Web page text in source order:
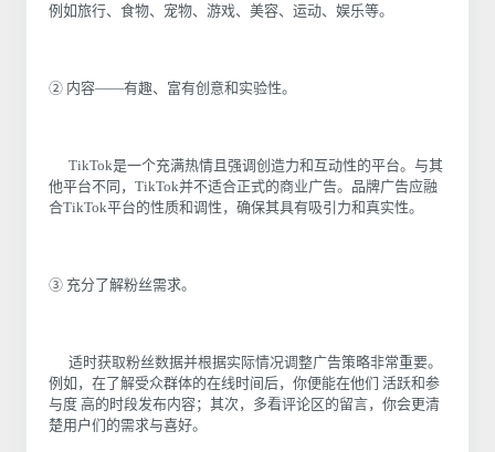
例如旅行、食物、宠物、游戏、美容、运动、娱乐等。
② 内容——有趣、富有创意和实验性。
TikTok是一个充满热情且强调创造力和互动性的平台。与其
他平台不同，TikTok并不适合正式的商业广告。品牌广告应融
合TikTok平台的性质和调性，确保其具有吸引力和真实性。
③ 充分了解粉丝需求。
适时获取粉丝数据并根据实际情况调整广告策略非常重要。
例如，在了解受众群体的在线时间后，你便能在他们 活跃和参
与度 高的时段发布内容；其次，多看评论区的留言，你会更清
楚用户们的需求与喜好。